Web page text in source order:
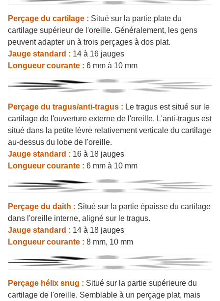
Perçage du cartilage : Situé sur la partie plate du
cartilage supérieur de l'oreille. Généralement, les gens
peuvent adapter un à trois perçages à dos plat.
Jauge standard : 14 à 16 jauges
Longueur courante : 6 mm à 10 mm
Perçage du tragus/anti-tragus : Le tragus est situé sur le
cartilage de l'ouverture externe de l'oreille. L'anti-tragus est
situé dans la petite lèvre relativement verticale du cartilage
au-dessus du lobe de l'oreille.
Jauge standard : 16 à 18 jauges
Longueur courante : 6 mm à 10 mm
Perçage du daith : Situé sur la partie épaisse du cartilage
dans l'oreille interne, aligné sur le tragus.
Jauge standard : 14 à 18 jauges
Longueur courante : 8 mm, 10 mm
Perçage hélix snug : Situé sur la partie supérieure du
cartilage de l'oreille. Semblable à un perçage plat, mais